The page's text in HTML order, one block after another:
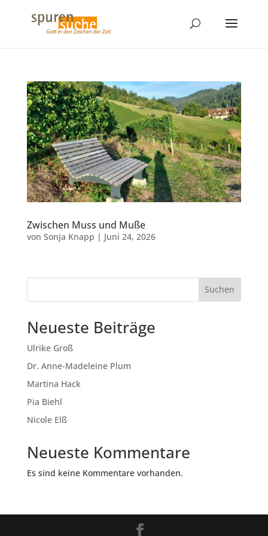
Zwischen Muss und Muße
von Sonja Knapp | Juni 24, 2026
Suchen
Neueste Beiträge
Ulrike Groß
Dr. Anne-Madeleine Plum
Martina Hack
Pia Biehl
Nicole Elß
Neueste Kommentare
Es sind keine Kommentare vorhanden.